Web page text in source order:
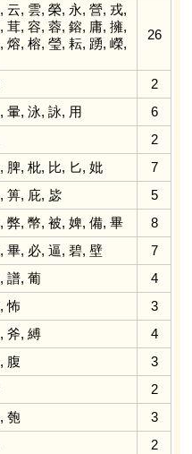
, 云, 雲, 榮, 永, 營, 戎,
, 茸, 容, 蓉, 鎔, 庸, 擁,
, 熔, 榕, 瑩, 耘, 踴, 嶸,
26
2
, 暈, 泳, 詠, 用
6
2
, 脾, 枇, 比, 匕, 妣
7
, 箅, 庇, 毖
5
, 弊, 幣, 被, 婢, 備, 畢
8
, 畢, 必, 逼, 碧, 壁
7
, 譜, 葡
4
,怖
3
, 斧, 縛
4
, 腹
3
2
, 匏
3
2